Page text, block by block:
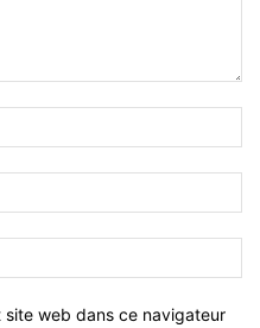
site web dans ce navigateur